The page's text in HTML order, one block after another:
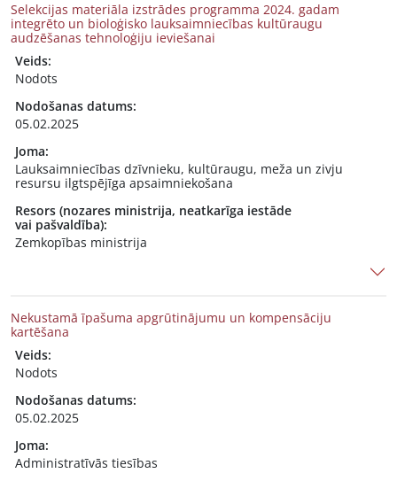
Selekcijas materiāla izstrādes programma 2024. gadam
integrēto un bioloģisko lauksaimniecības kultūraugu
audzēšanas tehnoloģiju ieviešanai
Veids:
Nodots
Nodošanas datums:
05.02.2025
Joma:
Lauksaimniecības dzīvnieku, kultūraugu, meža un zivju
resursu ilgtspējīga apsaimniekošana
Resors (nozares ministrija, neatkarīga iestāde
vai pašvaldība):
Zemkopības ministrija
Nekustamā īpašuma apgrūtinājumu un kompensāciju
kartēšana
Veids:
Nodots
Nodošanas datums:
05.02.2025
Joma:
Administratīvās tiesības